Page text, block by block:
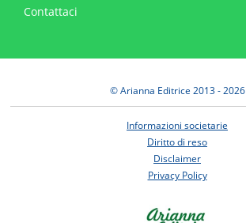
Contattaci
© Arianna Editrice 2013 - 2026
Informazioni societarie
Diritto di reso
Disclaimer
Privacy Policy